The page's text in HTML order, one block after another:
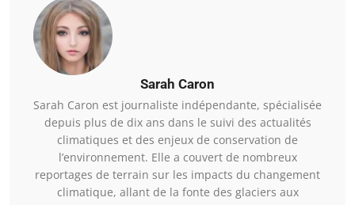
Sarah Caron
Sarah Caron est journaliste indépendante, spécialisée
depuis plus de dix ans dans le suivi des actualités
climatiques et des enjeux de conservation de
l’environnement. Elle a couvert de nombreux
reportages de terrain sur les impacts du changement
climatique, allant de la fonte des glaciers aux